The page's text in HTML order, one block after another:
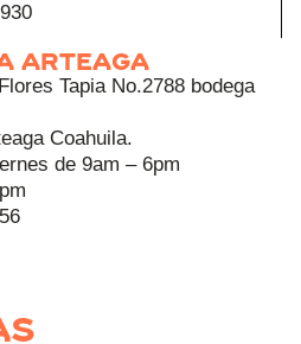
ARTEAGA
Tapia No.2788 bodega
Coahuila.
de 9am – 6pm